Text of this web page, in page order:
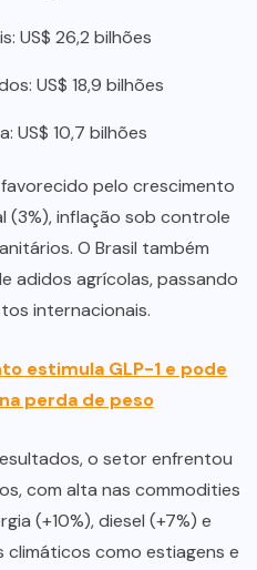
US$ 26,2 bilhões
US$ 18,9 bilhões
US$ 10,7 bilhões
pelo crescimento
(3%), inflação sob controle
O Brasil também
adidos agrícolas, passando
internacionais.
estimula GLP-1 e pode
perda de peso
o setor enfrentou
com alta nas commodities
(+10%), diesel (+7%) e
climáticos como estiagens e